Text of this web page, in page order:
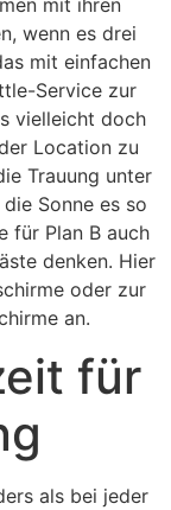
wenn es drei
mit einfachen
Service zur
vielleicht doch
Location zu
Trauung unter
Sonne es so
für Plan B auch
denken. Hier
oder zur
an.
für
als bei jeder